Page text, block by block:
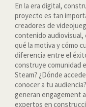
En la era digital,
proyecto es tan
creadores de
contenido
qué la motiva y cómo
diferencia entre el
construye comunidad
Steam? ¿Dónde
conocer a tu
generan engagement
expertos en